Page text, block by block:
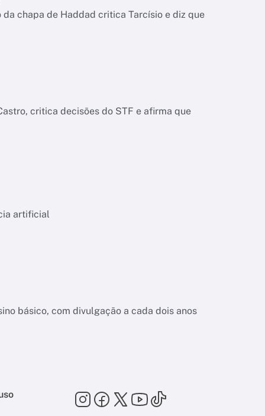
chapa de Haddad critica Tarcísio e diz que
critica decisões do STF e afirma que
artificial
básico, com divulgação a cada dois anos